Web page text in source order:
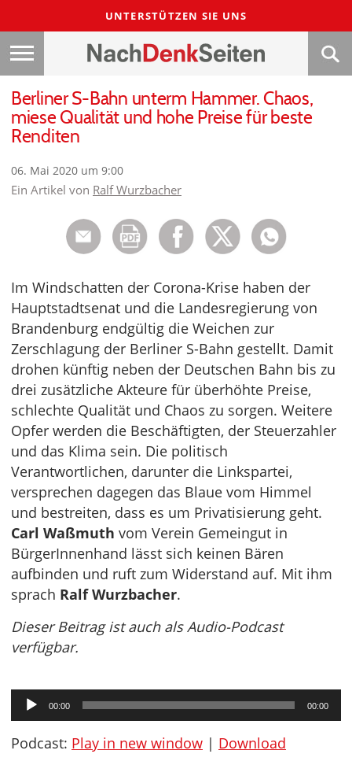
UNTERSTÜTZEN SIE UNS
Berliner S-Bahn unterm Hammer. Chaos,
miese Qualität und hohe Preise für beste
Renditen
06. Mai 2020 um 9:00
Ein Artikel von Ralf Wurzbacher
Im Windschatten der Corona-Krise haben der
Hauptstadtsenat und die Landesregierung von
Brandenburg endgültig die Weichen zur
Zerschlagung der Berliner S-Bahn gestellt. Damit
drohen künftig neben der Deutschen Bahn bis zu
drei zusätzliche Akteure für überhöhte Preise,
schlechte Qualität und Chaos zu sorgen. Weitere
Opfer werden die Beschäftigten, der Steuerzahler
und das Klima sein. Die politisch
Verantwortlichen, darunter die Linkspartei,
versprechen dagegen das Blaue vom Himmel
und bestreiten, dass es um Privatisierung geht.
Carl Waßmuth vom Verein Gemeingut in
BürgerInnenhand lässt sich keinen Bären
aufbinden und ruft zum Widerstand auf. Mit ihm
sprach Ralf Wurzbacher.
Dieser Beitrag ist auch als Audio-Podcast
verfügbar.
Audio-
Player
00:00 00:00
Podcast: Play in new window | Download